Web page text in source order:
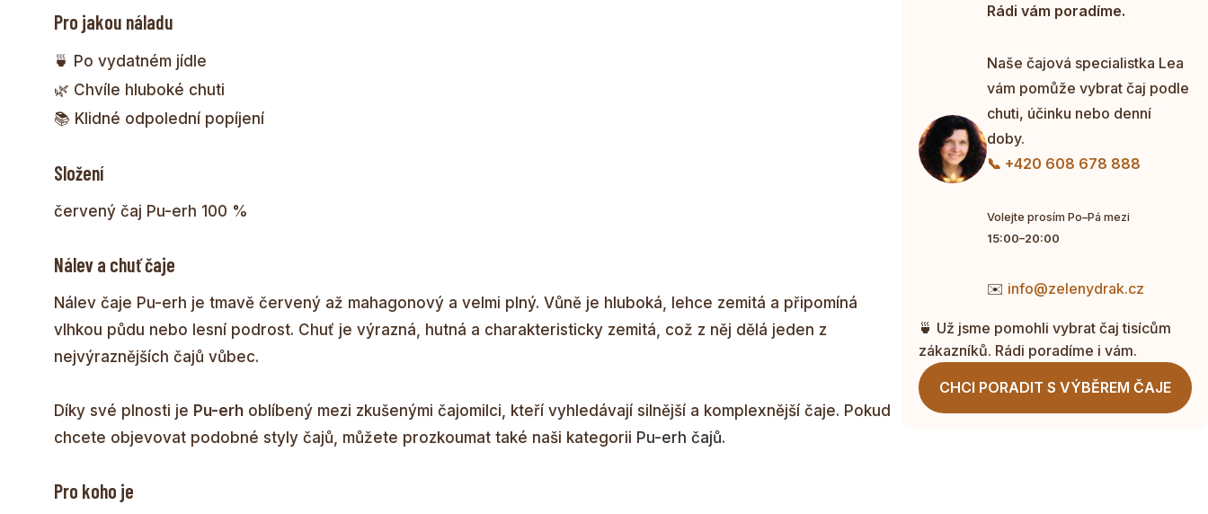
Pro jakou náladu
🍵 Po vydatném jídle
🌿 Chvíle hluboké chuti
📚 Klidné odpolední popíjení
Složení
červený čaj Pu-erh 100 %
Nálev a chuť čaje
Nálev čaje Pu-erh je tmavě červený až mahagonový a velmi plný. Vůně je hluboká, lehce zemitá a připomíná
vlhkou půdu nebo lesní podrost. Chuť je výrazná, hutná a charakteristicky zemitá, což z něj dělá jeden z
nejvýraznějších čajů vůbec.
Díky své plnosti je Pu-erh oblíbený mezi zkušenými čajomilci, kteří vyhledávají silnější a komplexnější čaje. Pokud
chcete objevovat podobné styly čajů, můžete prozkoumat také naši kategorii Pu-erh čajů.
Pro koho je
Rádi vám poradíme.
Naše čajová specialistka Lea
vám pomůže vybrat čaj podle
chuti, účinku nebo denní
doby.
📞 +420 608 678 888
Volejte prosím Po–Pá mezi
15:00–20:00
✉️ info@zelenydrak.cz
🍵 Už jsme pomohli vybrat čaj tisícům
zákazníků. Rádi poradíme i vám.
CHCI PORADIT S VÝBĚREM ČAJE